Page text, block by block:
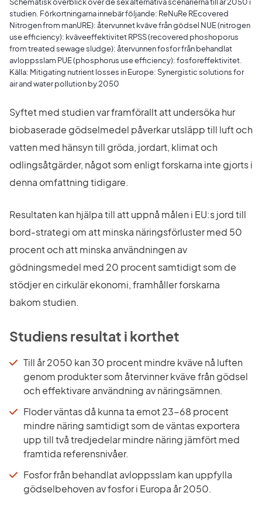
studien. Förkortningarna innebär följande: ReNuRe REcovered
Nitrogen from manURE): återvunnet kväve från gödsel NUE (nitrogen
use efficiency): kväveeffektivitet RPSS (recovered phoshoporus
from treated sewage sludge): återvunnen fosfor från behandlat
avloppsslam PUE (phosphorus use efficiency): fosforeffektivitet.
Källa: Mitigating nutrient losses in Europe: Synergistic solutions for
air and water pollution by 2050
Syftet med studien var framförallt att undersöka hur
biobaserade gödselmedel påverkar utsläpp till luft och
vatten med hänsyn till gröda, jordart, klimat och
odlingsåtgärder, något som enligt forskarna inte gjorts i
denna omfattning tidigare.
Resultaten kan hjälpa till att uppnå målen i EU:s jord till
bord-strategi om att minska näringsförluster med 50
procent och att minska användningen av
gödningsmedel med 20 procent samtidigt som de
stödjer en cirkulär ekonomi, framhåller forskarna
bakom studien.
Studiens resultat i korthet
Till år 2050 kan 30 procent mindre kväve nå luften
genom produkter som återvinner kväve från gödsel
och effektivare användning av näringsämnen.
Floder väntas då kunna ta emot 23-68 procent
mindre näring samtidigt som de väntas exportera
upp till två tredjedelar mindre näring jämfört med
framtida referensnivåer.
Fosfor från behandlat avloppsslam kan uppfylla
gödselbehoven av fosfor i Europa år 2050.